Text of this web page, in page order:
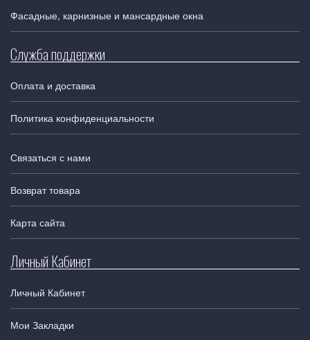
Фасадные, карнизные и мансардные окна
Служба поддержки
Оплата и доставка
Политика конфиденциальности
Связаться с нами
Возврат товара
Карта сайта
Личный Кабинет
Личный Кабинет
Мои Закладки